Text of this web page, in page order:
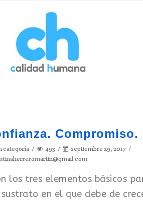
Compromiso.
categoría 493
septiembre 29, 2017
los tres elementos básicos
en el que debe de